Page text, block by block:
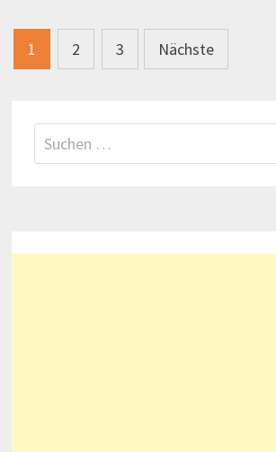
Seitennummerierung
der
1 2 3 Nächste
Suchen
nach: